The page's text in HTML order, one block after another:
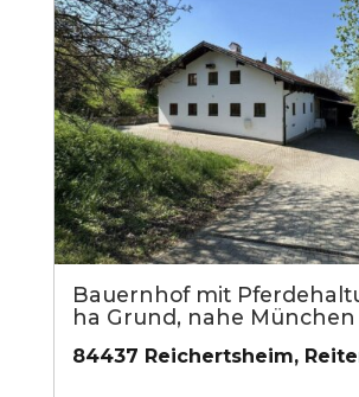
Bauernhof mit
ha Grund, nahe München
84437 Reichertsheim,